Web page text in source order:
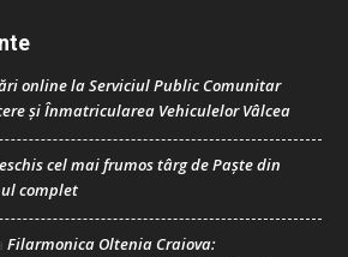
online la Serviciul Public Comunitar
şi Înmatricularea Vehiculelor Vâlcea
cel mai frumos târg de Paște din
complet
Filarmonica Oltenia Craiova: